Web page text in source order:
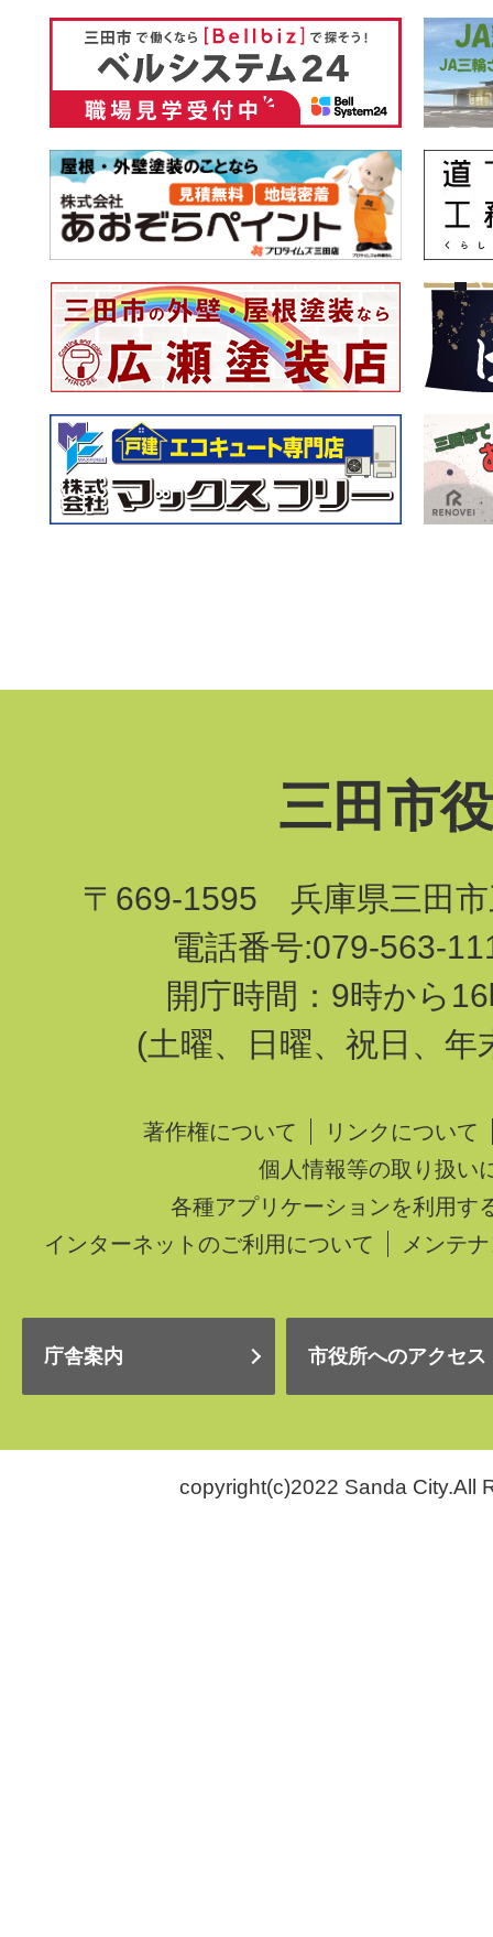
三田市
〒669-1595 兵庫県三田市
電話番号:079-563-
開庁時間：9時から
(土曜、日曜、祝日、年
著作権について
リンクについて
個人情報等の取り扱い
各種アプリケーションを利用す
インターネットのご利用について
メンテ
庁舎案内 市役所へのアクセス
copyright(c)2022 Sanda City.All